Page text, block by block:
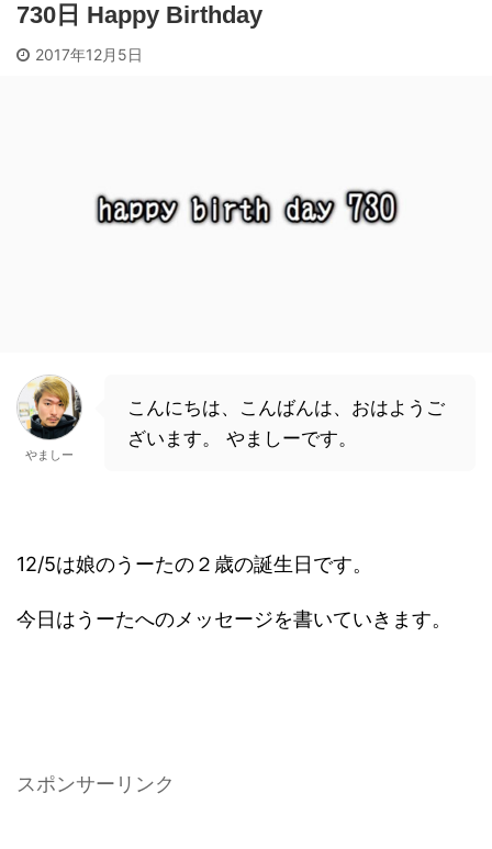
730日 Happy Birthday
2017年12月5日
やましー
こんにちは、こんばんは、おはようご
ざいます。 やましーです。
12/5は娘のうーたの２歳の誕生日です。
今日はうーたへのメッセージを書いていきます。
スポンサーリンク